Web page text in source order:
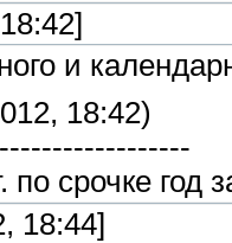
и
18:42)
срочке год
18:44]